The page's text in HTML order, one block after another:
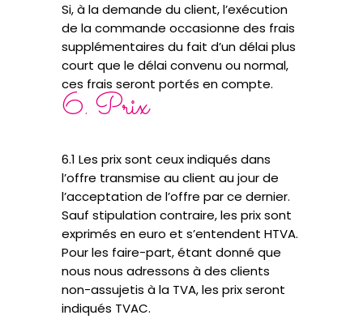
Si, à la demande du client, l’exécution
de la commande occasionne des frais
supplémentaires du fait d’un délai plus
court que le délai convenu ou normal,
ces frais seront portés en compte.
6. Prix
6.1 Les prix sont ceux indiqués dans
l’offre transmise au client au jour de
l’acceptation de l’offre par ce dernier.
Sauf stipulation contraire, les prix sont
exprimés en euro et s’entendent HTVA.
Pour les faire-part, étant donné que
nous nous adressons à des clients
non-assujetis à la TVA, les prix seront
indiqués TVAC.